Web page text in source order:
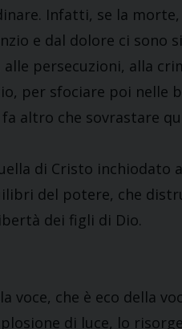
Infatti, se la
e dal dolore ci sono
persecuzioni, alla
per sfociare poi nelle
altro che sovrastare
di Cristo
del potere, che
dei figli di Dio.
voce, che è eco della
di luce, lo